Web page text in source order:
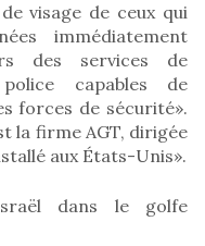
visage de ceux qui
immédiatement
des services de
capables de
forces de sécurité».
la firme AGT, dirigée
aux États-Unis».
dans le golfe